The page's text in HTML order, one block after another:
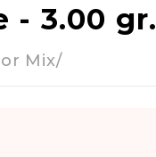
- 3.00 gr.
Mix/